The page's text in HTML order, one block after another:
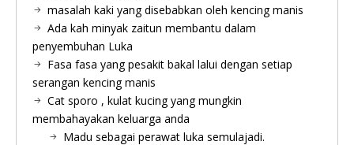
masalah kaki yang disebabkan oleh kencing manis
Ada kah minyak zaitun membantu dalam
penyembuhan Luka
Fasa fasa yang pesakit bakal lalui dengan setiap
serangan kencing manis
Cat sporo , kulat kucing yang mungkin
membahayakan keluarga anda
Madu sebagai perawat luka semulajadi.